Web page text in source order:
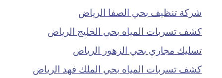
شركة تنظيف بحي الصفا الرياض
كشف تسربات المياه بحي الخليج الرياض
تسليك مجاري بحي الزهور الرياض
كشف تسربات المياه بحي الملك فهد الرياض